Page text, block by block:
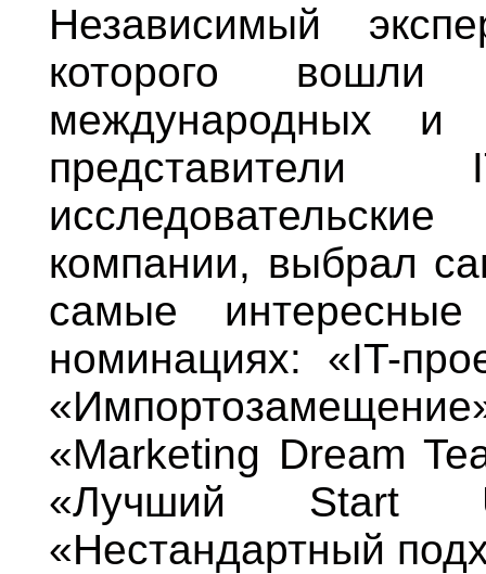
Независимый
которого вошли
международных и
представители
компании, выбрал
самые
номинациях: «IT-
«Marketing Dream
«Лучший Start
«Нестандартный